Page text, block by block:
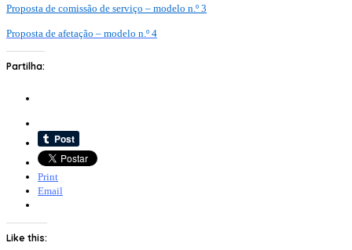
Proposta de comissão de serviço – modelo n.º 3
Proposta de afetação – modelo n.º 4
Partilha:
Print
Email
Like this: